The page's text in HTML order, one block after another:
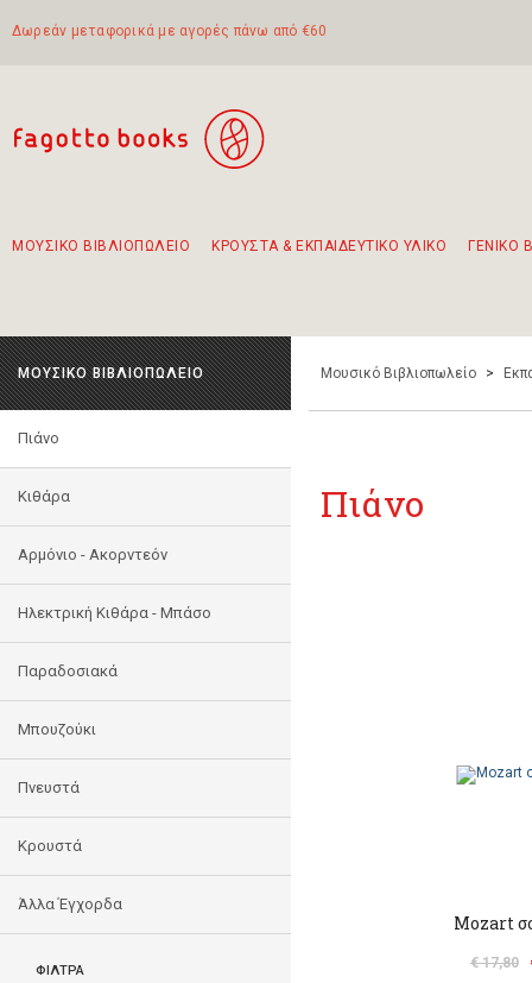
Δωρεάν μεταφορικά με αγορές πάνω από €60
ΜΟΥΣΙΚΟ ΒΙΒΛΙΟΠΩΛΕΙΟ ΚΡΟΥΣΤΑ & ΕΚΠΑΙΔΕΥΤΙΚΟ ΥΛΙΚΟ ΓΕΝΙΚΟ
ΜΟΥΣΙΚΟ ΒΙΒΛΙΟΠΩΛΕΙΟ
Πιάνο
Κιθάρα
Αρμόνιο - Ακορντεόν
Ηλεκτρική Κιθάρα - Μπάσο
Παραδοσιακά
Μπουζούκι
Πνευστά
Κρουστά
Άλλα Έγχορδα
ΦΙΛΤΡΑ
Μουσικό Βιβλιοπωλείο >
Πιάνο
Mozart
€ 17,80